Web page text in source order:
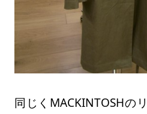
同じくMACKINTOSHの